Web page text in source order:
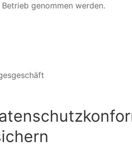
genommen werden.